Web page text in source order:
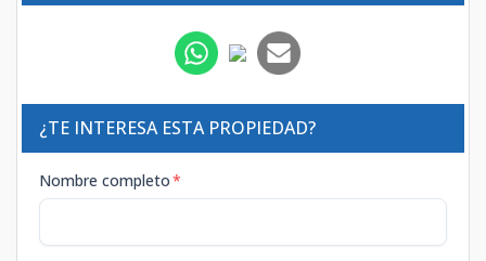
¿TE INTERESA ESTA PROPIEDAD?
Nombre completo*